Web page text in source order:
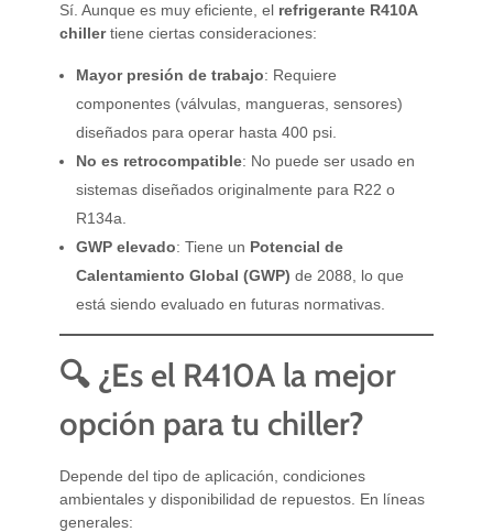
Sí. Aunque es muy eficiente, el refrigerante R410A
chillertiene ciertas consideraciones:
Mayor presión de trabajo: Requiere
componentes (válvulas, mangueras, sensores)
diseñados para operar hasta 400 psi.
No es retrocompatible: No puede ser usado en
sistemas diseñados originalmente para R22 o
R134a.
GWP elevado: Tiene un Potencial de
Calentamiento Global (GWP) de 2088, lo que
está siendo evaluado en futuras normativas.
🔍 ¿Es el R410A la mejor
opción para tu chiller?
Depende del tipo de aplicación, condiciones
ambientales y disponibilidad de repuestos. En líneas
generales: